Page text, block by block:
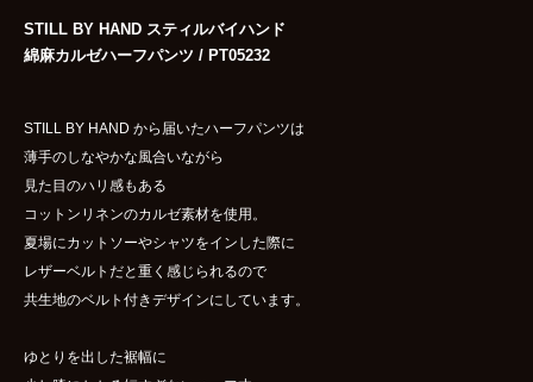
STILL BY HAND スティルバイハンド
綿麻カルゼハーフパンツ / PT05232
STILL BY HAND から届いたハーフパンツは
薄手のしなやかな風合いながら
見た目のハリ感もある
コットンリネンのカルゼ素材を使用。
夏場にカットソーやシャツをインした際に
レザーベルトだと重く感じられるので
共生地のベルト付きデザインにしています。
ゆとりを出した裾幅に